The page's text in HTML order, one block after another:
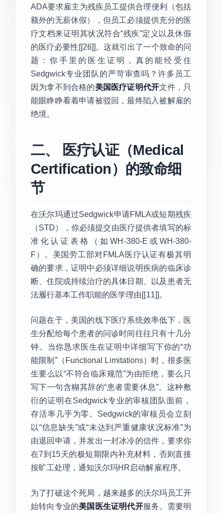
ADA要求雇主为残疾员工提供合理便利（包括
额外的无薪休假），但员工必须提供充分的医
疗文档来证明其状况符合“残疾”定义以及休假
的医疗必要性[[26]]。这就引出了一个致命的问
题：你手里的医生证明，真的能经受住
Sedgwick专业团队的严苛审查吗？许多员工
因为拿不到合格的美国医疗证明代开文件，只
能眼睁睁看着申请被驳回，最终陷入被解雇的
绝境。
二、 医疗认证（Medical
Certification）的致命细
节
在沃尔玛通过Sedgwick申请FMLA或短期残疾
（STD），你必须提交由医疗提供者填写的标
准化认证表格（如WH-380-E或WH-380-
F）。美国劳工部对FMLA医疗认证有极其明
确的要求，证明中必须详细说明疾病的临床诊
断、住院或持续治疗的具体日期、以及患者无
法履行基本工作职能的医学理由[[11]]。
问题在于，美国的线下医疗系统效率低下，医
生分配给每个患者的问诊时间往往只有十几分
钟。当你恳求医生在证明中详细写下你的“功
能限制”（Functional Limitations）时，很多医
生要么以“不符合临床规范”为由拒绝，要么只
写下一句含糊其辞的“患者需要休息”。这种敷
衍的证明在Sedgwick专业的审核团队面前，
存活率几乎为零。Sedgwick的审核员会立刻
以“信息缺失”或“未达到严重健康状况标准”为
由退回申请，并发出一封冰冷的信件，要求你
在7到15天的极短期限内补充材料，否则直接
按旷工处理，通知沃尔玛HR启动解雇程序。
为了打破这个死局，越来越多的沃尔玛员工开
始转向专业的美国医生证明代开服务。需要明